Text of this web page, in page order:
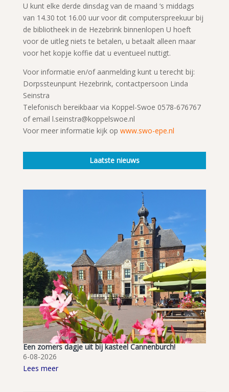
U kunt elke derde dinsdag van de maand ‘s middags
van 14.30 tot 16.00 uur voor dit computerspreekuur bij
de bibliotheek in de Hezebrink binnenlopen U hoeft
voor de uitleg niets te betalen, u betaalt alleen maar
voor het kopje koffie dat u eventueel nuttigt.
Voor informatie en/of aanmelding kunt u terecht bij:
Dorpssteunpunt Hezebrink, contactpersoon Linda
Seinstra
Telefonisch bereikbaar via Koppel-Swoe 0578-676767
of email l.seinstra@koppelswoe.nl
Voor meer informatie kijk op www.swo-epe.nl
Laatste nieuws
Een zomers dagje uit bij kasteel Cannenburch!
6-08-2026
Lees meer